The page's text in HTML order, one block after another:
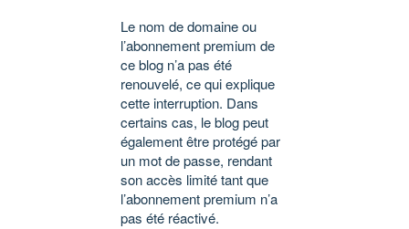
Le nom de domaine ou
l’abonnement premium de
ce blog n’a pas été
renouvelé, ce qui explique
cette interruption. Dans
certains cas, le blog peut
également être protégé par
un mot de passe, rendant
son accès limité tant que
l’abonnement premium n’a
pas été réactivé.